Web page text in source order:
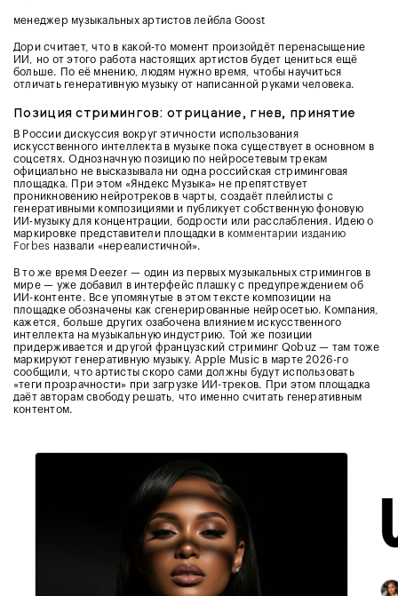
менеджер музыкальных артистов лейбла Goost
Дори считает, что в какой-то момент произойдёт перенасыщение
ИИ, но от этого работа настоящих артистов будет цениться ещё
больше. По её мнению, людям нужно время, чтобы научиться
отличать генеративную музыку от написанной руками человека.
Позиция стримингов: отрицание, гнев, принятие
В России дискуссия вокруг этичности использования
искусственного интеллекта в музыке пока существует в основном в
соцсетях. Однозначную позицию по нейросетевым трекам
официально не высказывала ни одна российская стриминговая
площадка. При этом «Яндекс Музыка» не препятствует
проникновению нейротреков в чарты, создаёт плейлисты с
генеративными композициями и публикует собственную фоновую
ИИ-музыку для концентрации, бодрости или расслабления. Идею о
маркировке представители площадки в комментарии изданию
Forbes назвали «нереалистичной».
В то же время Deezer — один из первых музыкальных стримингов в
мире — уже добавил в интерфейс плашку с предупреждением об
ИИ-контенте. Все упомянутые в этом тексте композиции на
площадке обозначены как сгенерированные нейросетью. Компания,
кажется, больше других озабочена влиянием искусственного
интеллекта на музыкальную индустрию. Той же позиции
придерживается и другой французский стриминг Qobuz — там тоже
маркируют генеративную музыку. Apple Music в марте 2026-го
сообщили, что артисты скоро сами должны будут использовать
«теги прозрачности» при загрузке ИИ-треков. При этом площадка
даёт авторам свободу решать, что именно считать генеративным
контентом.